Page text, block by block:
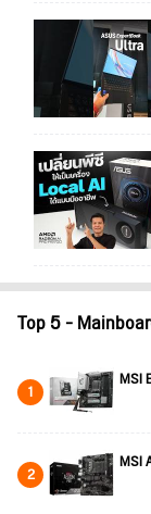
Top 5 -
1 MSI
2 MSI